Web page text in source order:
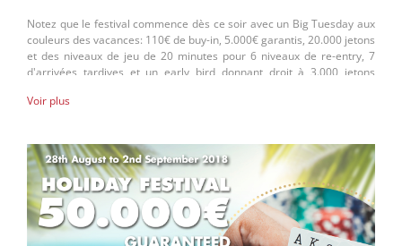
Notez que le festival commence dès ce soir avec un Big Tuesday aux
couleurs des vacances: 110€ de buy-in, 5.000€ garantis, 20.000 jetons
et des niveaux de jeu de 20 minutes pour 6 niveaux de re-entry, 7
d'arrivées tardives et un early bird donnant droit à 3.000 jetons
roller à 550€ le 01/09 avec 30.000 jetons de départ, des blinds de 30
minutes et 10 niveaux de re-entry.
La semaine se terminera dimanche 02/09 avec un Sunday Special
garantissant 3.000€ pour une mise de départ d'à peine 60€ pour des
stacks de 20.000 jetons et des blinds de 20 minutes !
Voir plus